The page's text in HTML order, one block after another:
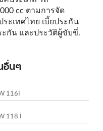
cc ตามการจัด
ะเทศไทย เบี้ยประกัน
กัน และประวัติผู้ขับขี่.
อื่นๆ
116I
118 I